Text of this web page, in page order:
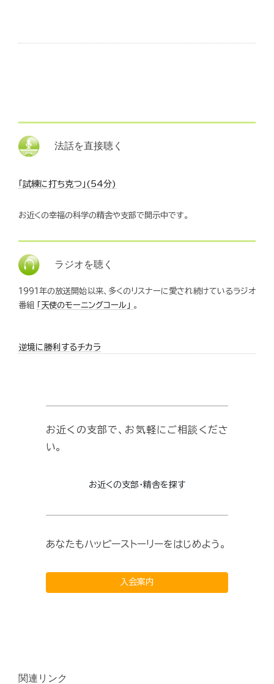
法話を直接聴く
「試練に打ち克つ」(54分)
お近くの幸福の科学の精舎や支部で開示中です。
ラジオを聴く
1991年の放送開始以来、多くのリスナーに愛され続けているラジオ
番組
「天使のモーニングコール」 。
逆境に勝利するチカラ
お近くの支部で、お気軽にご相談くださ
い。
お近くの支部・精舎を探す
あなたもハッピーストーリーをはじめよう。
入会案内
関連リンク